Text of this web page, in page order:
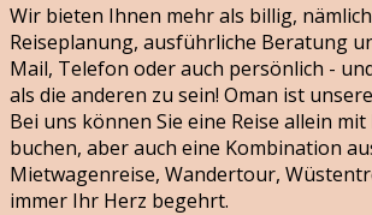
Wir bieten Ihnen mehr als billig,
Reiseplanung, ausführliche Beratung
Mail, Telefon oder auch persönlich -
als die anderen zu sein! Oman ist
Bei uns können Sie eine Reise allein
buchen, aber auch eine Kombination
Mietwagenreise, Wandertour,
immer Ihr Herz begehrt.